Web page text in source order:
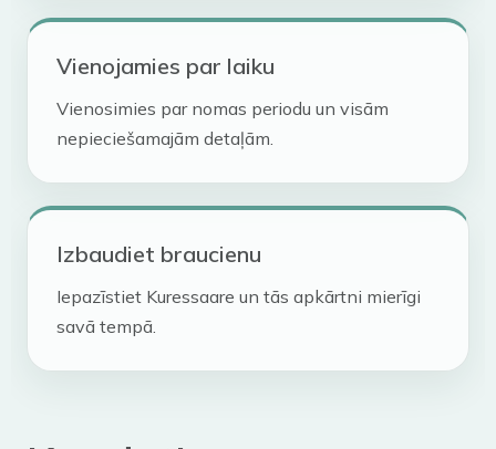
Vienojamies par laiku
Vienosimies par nomas periodu un visām
nepieciešamajām detaļām.
Izbaudiet braucienu
Iepazīstiet Kuressaare un tās apkārtni mierīgi
savā tempā.